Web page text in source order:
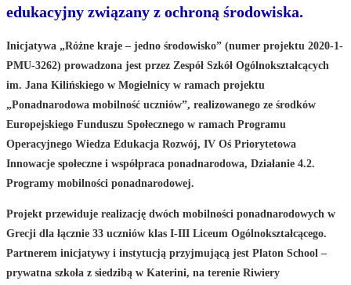
edukacyjny związany z ochroną środowiska.
Inicjatywa „Różne kraje – jedno środowisko” (numer projektu 2020-1-
PMU-3262) prowadzona jest przez Zespół Szkół Ogólnokształcących
im. Jana Kilińskiego w Mogielnicy w ramach projektu
„Ponadnarodowa mobilność uczniów”, realizowanego ze środków
Europejskiego Funduszu Społecznego w ramach Programu
Operacyjnego Wiedza Edukacja Rozwój, IV Oś Priorytetowa
Innowacje społeczne i współpraca ponadnarodowa, Działanie 4.2.
Programy mobilności ponadnarodowej.
Projekt przewiduje realizację dwóch mobilności ponadnarodowych w
Grecji dla łącznie 33 uczniów klas I-III Liceum Ogólnokształcącego.
Partnerem inicjatywy i instytucją przyjmującą jest Platon School –
prywatna szkoła z siedzibą w Katerini, na terenie Riwiery